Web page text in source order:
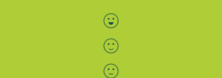
Bewertung auswählen